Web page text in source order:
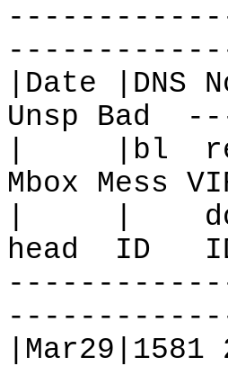
|Date |DNS
Unsp Bad
|bl
Mbox Mess
head
ID
|Mar29|1581